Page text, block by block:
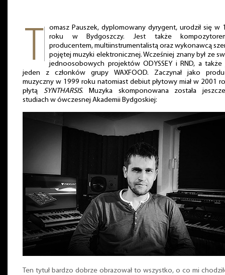
omasz Pauszek, dyplomowany dyrygent, urodził się w
roku w Bydgoszczy. Jest także
producentem, multiinstrumentalistą oraz wykonawcą
pojętej muzyki elektronicznej. Wcześniej znany był ze
jednoosobowych projektów ODYSSEY i RND, a także
jeden z członków grupy WAXFOOD. Zaczynał jako
muzyczny w 1999 roku natomiast debiut płytowy miał w 2001
płytą SYNTHARSIS. Muzyka skomponowana została
studiach w ówczesnej Akademii Bydgoskiej:
Ten tytuł bardzo dobrze obrazował to wszystko, o co mi